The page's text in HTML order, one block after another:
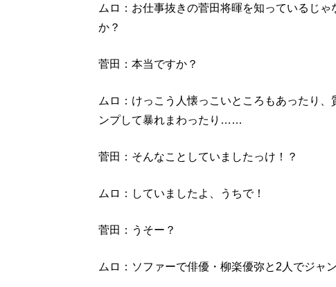
ムロ：お仕事抜きの菅田将暉を知っているじ
か？
菅田：本当ですか？
ムロ：けっこう人懐っこいところもあったり
ンプして暴れまわったり……
菅田：そんなことしていましたっけ！？
ムロ：していましたよ、うちで！
菅田：うそー？
ムロ：ソファーで俳優・柳楽優弥と2人でジ